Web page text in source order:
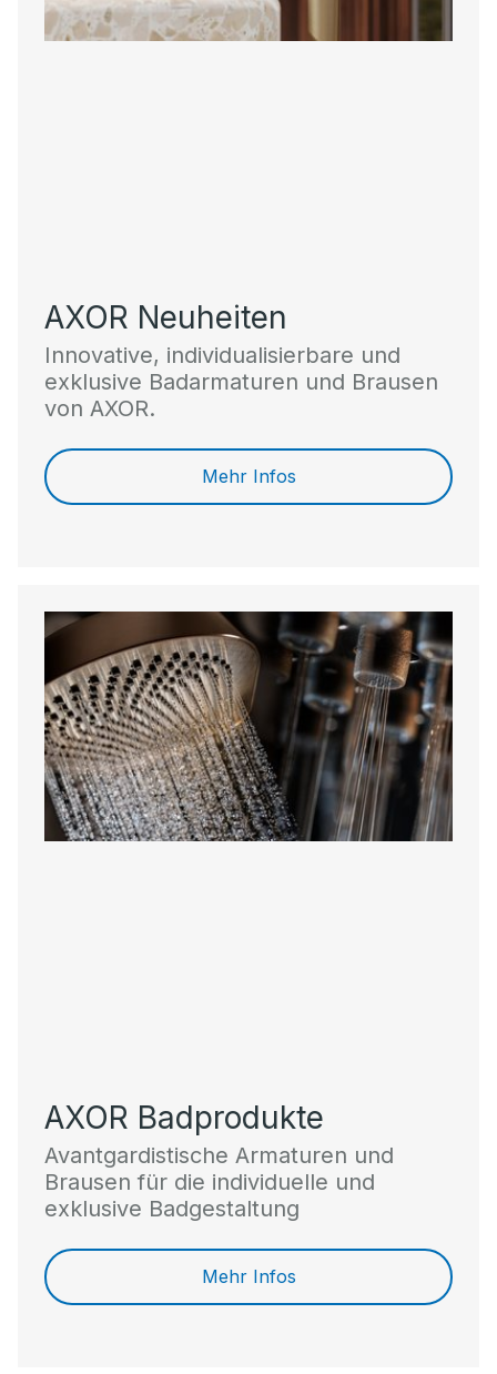
AXOR Neuheiten
Innovative, individualisierbare und
exklusive Badarmaturen und Brausen
von AXOR.
Mehr Infos
AXOR Badprodukte
Avantgardistische Armaturen und
Brausen für die individuelle und
exklusive Badgestaltung
Mehr Infos